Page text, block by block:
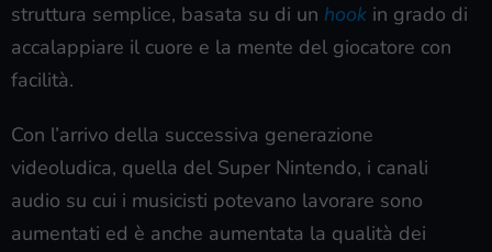
struttura semplice, basata su di un hook in grado di
accalappiare il cuore e la mente del giocatore con
facilità.
Con l’arrivo della successiva generazione
videoludica, quella del Super Nintendo, i canali
audio su cui i musicisti potevano lavorare sono
aumentati ed è anche aumentata la qualità dei